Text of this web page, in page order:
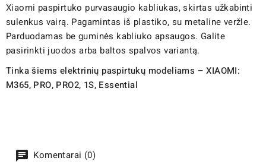
Xiaomi paspirtuko purvasaugio kabliukas, skirtas užkabinti
sulenkus vairą. Pagamintas iš plastiko, su metaline veržle.
Parduodamas be guminės kabliuko apsaugos. Galite
pasirinkti juodos arba baltos spalvos variantą.
Tinka šiems elektrinių paspirtukų modeliams – XIAOMI:
M365, PRO, PRO2, 1S, Essential
Komentarai (0)